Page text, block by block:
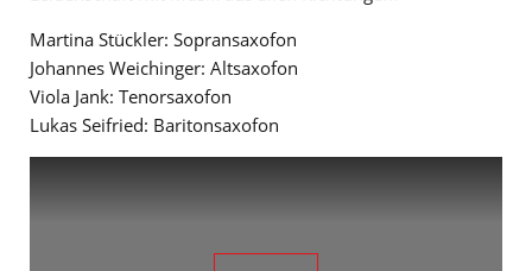
Martina Stückler: Sopransaxofon
Johannes Weichinger: Altsaxofon
Viola Jank: Tenorsaxofon
Lukas Seifried: Baritonsaxofon